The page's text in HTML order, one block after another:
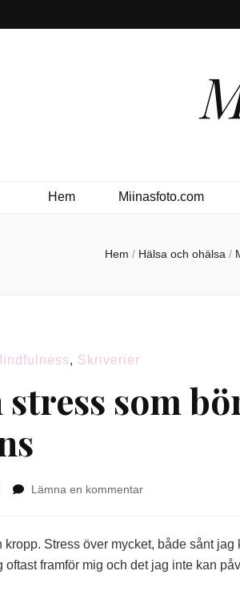
Hem Miinasfoto.com
Hem / Hälsa och ohälsa /
, Skriverier
stress som
Lämna en kommentarpå
stress
bör
kropp. Stress över mycket, både sånt
oftast framför mig och det jag inte kan